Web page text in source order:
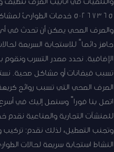
جاهز دائماً للاستجابة السريعة
الإضافية. نحدد مصدر التسرب ونقوم
تسبب فيضانات أو مشاكل صحية.
الصرف الصحي التي تسبب روائح
اتصل بنا فوراً وسنصل إليك في
للمنشآت التجارية والصناعية
وتجنب التعطيل، لذلك نقدم: تركيب